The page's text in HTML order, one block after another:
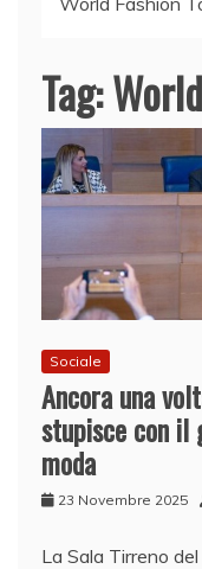
Tag:
Sociale
Ancora una
stupisce con il
moda
23 Novembre 2025
La Sala Tirreno